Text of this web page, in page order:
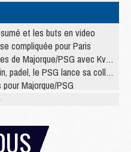
et les buts en video
compliquée pour Paris
PSG avec Kvara et de nombreux jeunes
le PSG lance sa collection été
Majorque/PSG
offre pour Suzuki
avec 11 absents
prêt